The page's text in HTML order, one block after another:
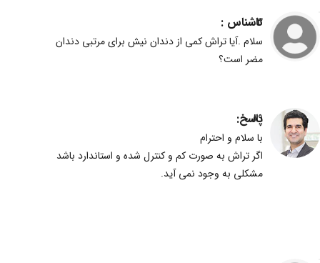
ناشناس :
سلام .آیا تراش کمی از دندان نیش برای مرتبی دندان
مضر است؟
3
پاسخ:
با سلام و احترام
اگر تراش به صورت کم و کنترل شده و استاندارد باشد
مشکلی به وجود نمی آید.
89